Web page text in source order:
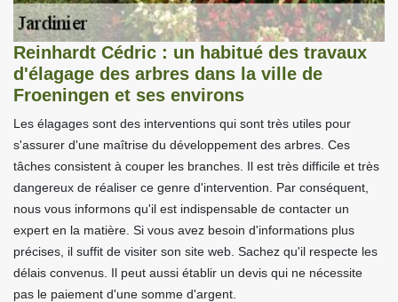
Reinhardt Cédric : un habitué des travaux
d'élagage des arbres dans la ville de
Froeningen et ses environs
Les élagages sont des interventions qui sont très utiles pour
s'assurer d'une maîtrise du développement des arbres. Ces
tâches consistent à couper les branches. Il est très difficile et très
dangereux de réaliser ce genre d'intervention. Par conséquent,
nous vous informons qu'il est indispensable de contacter un
expert en la matière. Si vous avez besoin d'informations plus
précises, il suffit de visiter son site web. Sachez qu'il respecte les
délais convenus. Il peut aussi établir un devis qui ne nécessite
pas le paiement d'une somme d'argent.